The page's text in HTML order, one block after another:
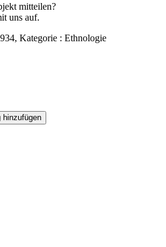
mitteilen?
uns auf.
Kategorie : Ethnologie
hinzufügen